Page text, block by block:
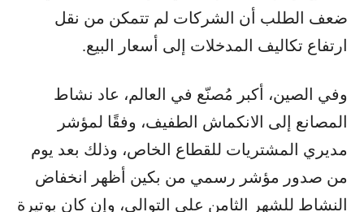
ضعف الطلب أن الشركات لم تتمكن من نقل
ارتفاع تكاليف المدخلات إلى أسعار البيع.
وفي الصين، أكبر مُصنّع في العالم، عاد نشاط
المصانع إلى الانكماش الطفيف، وفقًا لمؤشر
مديري المشتريات للقطاع الخاص، وذلك بعد يوم
من صدور مؤشر رسمي من بكين أظهر انخفاض
النشاط للشهر الثامن على التوالي، وإن كان بوتيرة